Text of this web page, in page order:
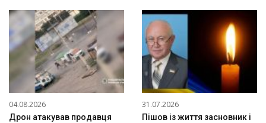
04.08.2026
Дрон атакував продавця
31.07.2026
Пішов із життя засновник і